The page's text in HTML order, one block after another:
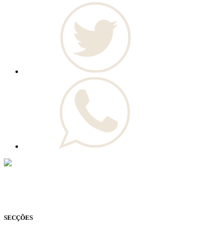
SECÇÕES